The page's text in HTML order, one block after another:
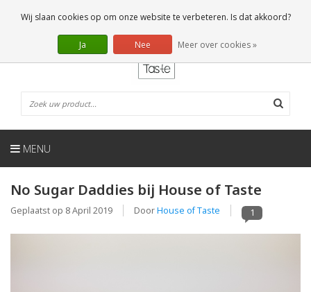
0 Artikelen
NL
MENU
No Sugar Daddies bij House of Taste
Geplaatst op 8 April 2019 DoorHouse of Taste 1
Wij slaan cookies op om onze website te verbeteren. Is dat akkoord?
Ja Nee Meer over cookies »